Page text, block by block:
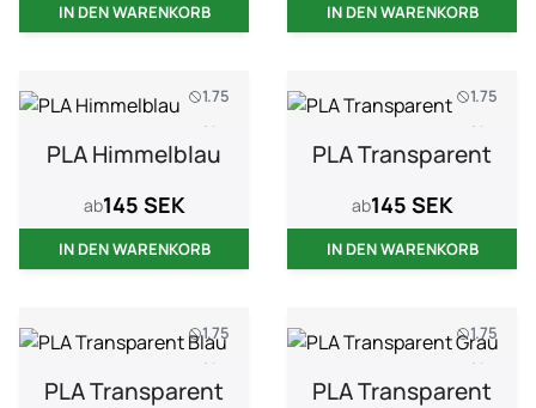
IN DEN WARENKORB IN DEN WARENKORB
1.75
1 kg
PLA Himmelblau
ab145 SEK
IN DEN WARENKORB
1.75
1 kg
PLA Transparent
ab145 SEK
IN DEN WARENKORB
1.75
1 kg
PLA Transparent
1.75
1 kg
PLA Transparent